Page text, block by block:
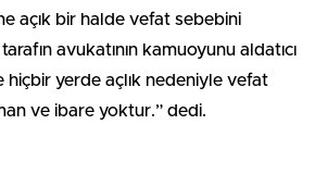
açık bir halde vefat sebebini
avukatının kamuoyunu aldatıcı
hiçbir yerde açlık nedeniyle vefat
ve ibare yoktur.” dedi.